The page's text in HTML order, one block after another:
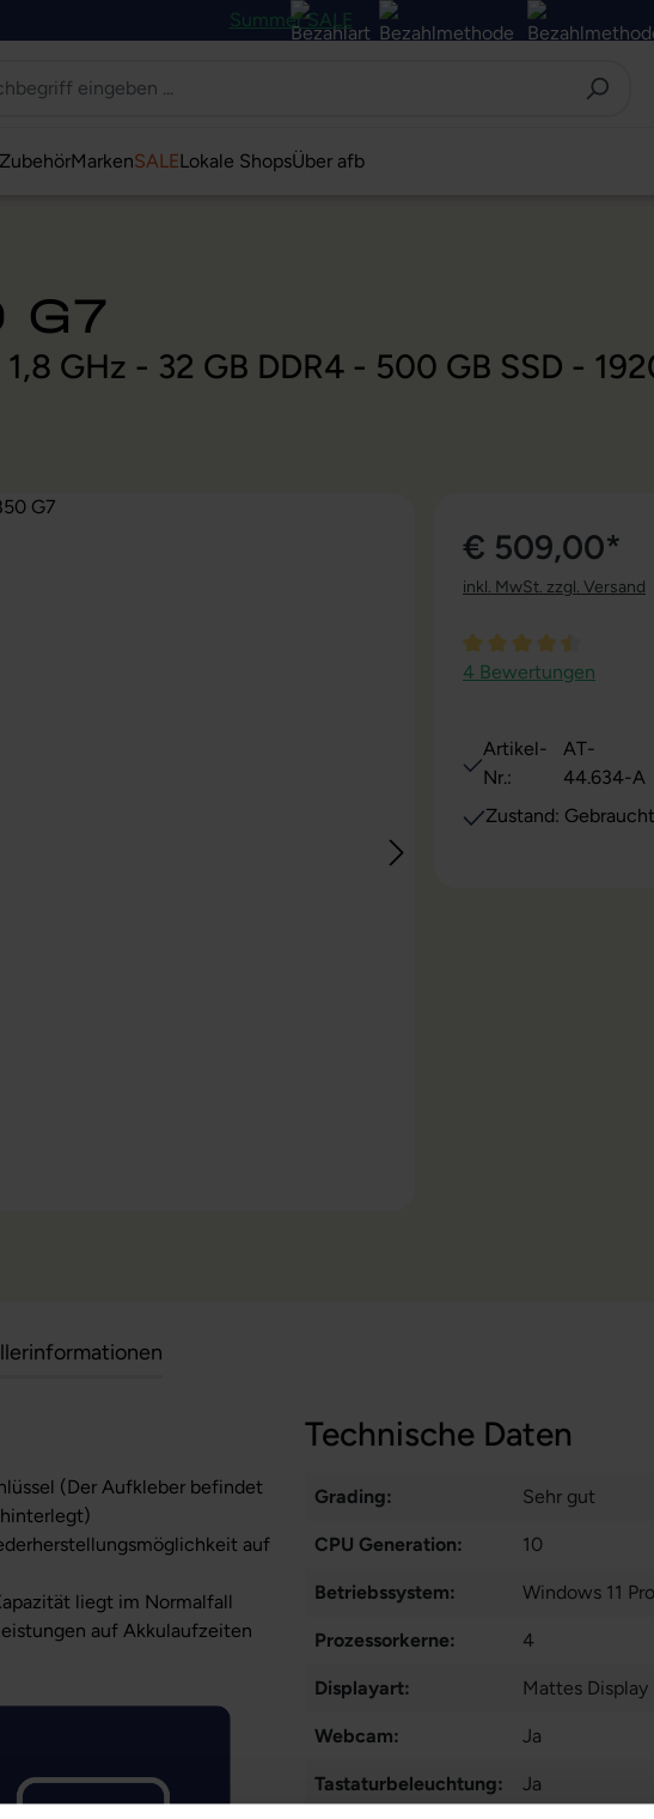
Summer SALE
ZubehörMarkenSALELokale ShopsÜber afb
G7
GHz - 32 GB DDR4 - 500 GB SSD -
€ 509,00*
inkl. MwSt. zzgl. Versand
Durchschnittliche
4 Bewertungen
Artikel-
Nr.:
AT-
44.634-A
Zustand: Gebraucht
(Der Aufkleber befindet
auf
liegt im Normalfall
auf Akkulaufzeiten
Technische Daten
Grading: Sehr gut
CPU Generation: 10
Betriebssystem: Windows 11
Prozessorkerne: 4
Displayart: Mattes Display
Webcam: Ja
Tastaturbeleuchtung: Ja